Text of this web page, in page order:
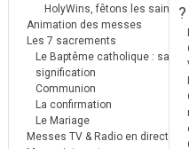
HolyWins, fêtons les saints !
Animation des messes
Les 7 sacrements
Le Baptême catholique : sa
signification
Communion
La confirmation
Le Mariage
Messes TV & Radio en direct
?